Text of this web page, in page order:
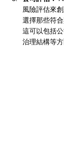
風險評估來
選擇那些符
這可以包括
治理結構等方